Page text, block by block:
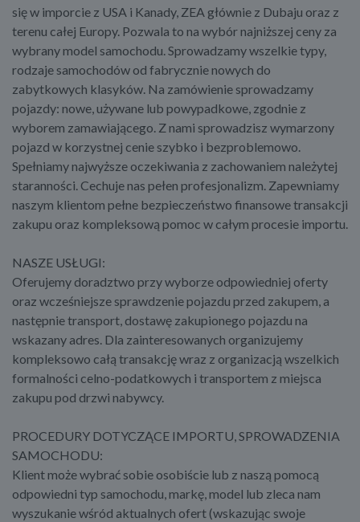
się w imporcie z USA i Kanady, ZEA głównie z Dubaju oraz z
terenu całej Europy. Pozwala to na wybór najniższej ceny za
wybrany model samochodu. Sprowadzamy wszelkie typy,
rodzaje samochodów od fabrycznie nowych do
zabytkowych klasyków. Na zamówienie sprowadzamy
pojazdy: nowe, używane lub powypadkowe, zgodnie z
wyborem zamawiającego. Z nami sprowadzisz wymarzony
pojazd w korzystnej cenie szybko i bezproblemowo.
Spełniamy najwyższe oczekiwania z zachowaniem należytej
staranności. Cechuje nas pełen profesjonalizm. Zapewniamy
naszym klientom pełne bezpieczeństwo finansowe transakcji
zakupu oraz kompleksową pomoc w całym procesie importu.
NASZE USŁUGI:
Oferujemy doradztwo przy wyborze odpowiedniej oferty
oraz wcześniejsze sprawdzenie pojazdu przed zakupem, a
następnie transport, dostawę zakupionego pojazdu na
wskazany adres. Dla zainteresowanych organizujemy
kompleksowo całą transakcję wraz z organizacją wszelkich
formalności celno-podatkowych i transportem z miejsca
zakupu pod drzwi nabywcy.
PROCEDURY DOTYCZĄCE IMPORTU, SPROWADZENIA
SAMOCHODU:
Klient może wybrać sobie osobiście lub z naszą pomocą
odpowiedni typ samochodu, markę, model lub zleca nam
wyszukanie wśród aktualnych ofert (wskazując swoje